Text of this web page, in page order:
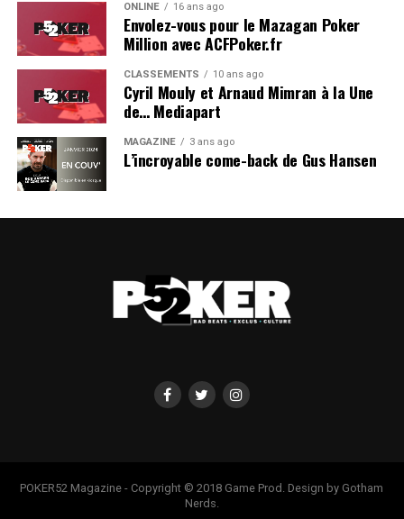
ONLINE 16 ans ago
Envolez-vous pour le Mazagan Poker
Million avec ACFPoker.fr
CLASSEMENTS 10 ans ago
Cyril Mouly et Arnaud Mimran à la Une
de… Mediapart
MAGAZINE 3 ans ago
L’incroyable come-back de Gus Hansen
POKER52 Magazine - Copyright © 2018 Game Prod. Design by Gotham
Nerds.